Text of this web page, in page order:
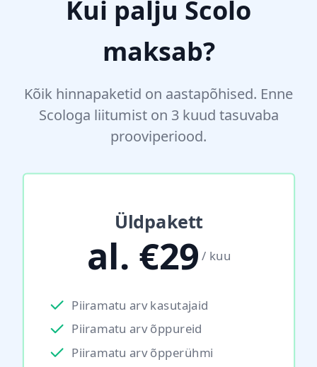
Kui palju Scolo
maksab?
Kõik hinnapaketid on aastapõhised. Enne
Scologa liitumist on 3 kuud tasuvaba
prooviperiood.
Üldpakett
al. €29 / kuu
Piiramatu arv kasutajaid
Piiramatu arv õppureid
Piiramatu arv õpperühmi